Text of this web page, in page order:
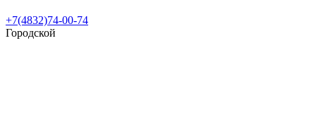
+7(4832)74-00-74
Городской